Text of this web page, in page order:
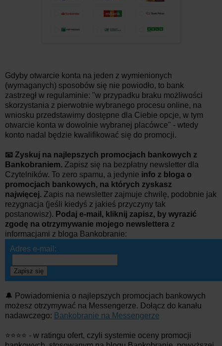
Gdyby otwarcie konta na jeden z wymienionych
(wymaganych) sposobów się nie powiodło, to bank
zastrzegł w regulaminie: "w przypadku braku możliwości
skorzystania z pierwotnie wybranego procesu online, na
wniosku przedstawimy dostępne dla Ciebie opcje, w tym
otwarcie konta w dowolnie wybranej placówce" - wtedy
konto nadal będzie kwalifikować się do promocji.
📧 Zyskuj na najlepszych promocjach bankowych z
Bankobraniem. Zapisz się na bezpłatny newsletter dla
Czytelników. To zero spamu, a jedynie info z bloga o
promocjach bankowych, na których zyskasz
najwięcej. Zapis na newsletter zajmuje chwilę, podobnie jak
rezygnacja (jeśli kiedyś z jakieś przyczyny tak
postanowisz). Podaj e-mail, kliknij zapisz, by wyrazić
zgodę na otrzymywanie mojego newslettera z
informacjami z bloga Bankobranie:
Adres e-mail:
Zapisz się
🔔 Powiadomienia o najlepszych promocjach bankowych
możesz otrzymywać na Messengerze. Dołącz do kanału
nadawczego: Bankobranie na Messengerze
⭐⭐⭐⭐ - w ratingu ofert, czyli systemie oceny promocji